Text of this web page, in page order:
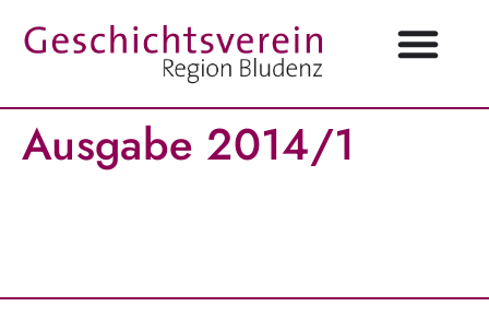
Ausgabe 2014/1